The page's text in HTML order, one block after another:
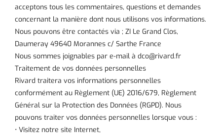
acceptons tous les commentaires, questions et demandes
concernant la manière dont nous utilisons vos informations.
Nous pouvons être contactés via ; ZI Le Grand Clos,
Daumeray 49640 Morannes c/ Sarthe France
Nous sommes joignables par e-mail à dco@rivard.fr
Traitement de vos données personnelles
Rivard traitera vos informations personnelles
conformément au Règlement (UE) 2016/679, Règlement
Général sur la Protection des Données (RGPD). Nous
pouvons traiter vos données personnelles lorsque vous :
• Visitez notre site Internet,